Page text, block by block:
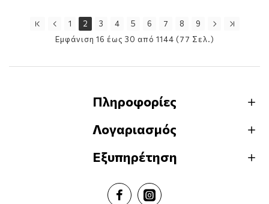
1 2 3 4 5 6 7 8
9
Εμφάνιση 16 έως 30 από 1144 (77 Σελ.)
Πληροφορίες
Λογαριασμός
Εξυπηρέτηση